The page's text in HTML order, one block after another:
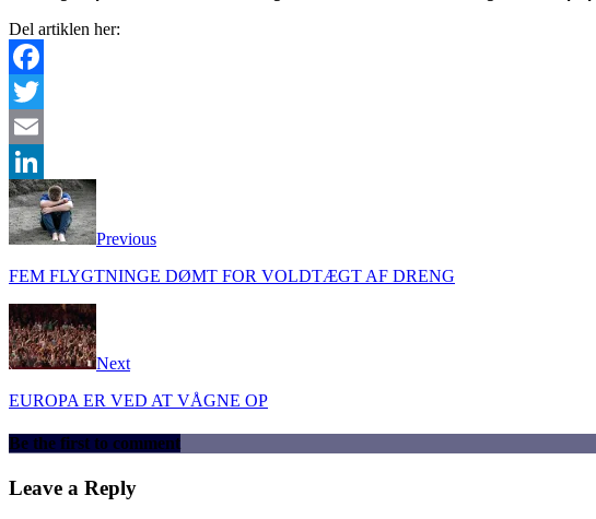
Del artiklen her:
Facebook
Twitter
Email
LinkedIn
Previous
FEM FLYGTNINGE DØMT FOR VOLDTÆGT AF DRENG
Next
EUROPA ER VED AT VÅGNE OP
Be the first to comment
Leave a Reply